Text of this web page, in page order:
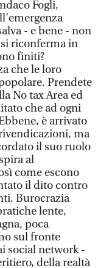
Fogli,
- e bene - non
riconferma in
finiti?
che le loro
Prendete
No tax Area ed
che ad ogni
è arrivato
ma
il suo ruolo
al
come escono
il dito contro
Burocrazia
lente,
poca
sul fronte
social network -
della realtà